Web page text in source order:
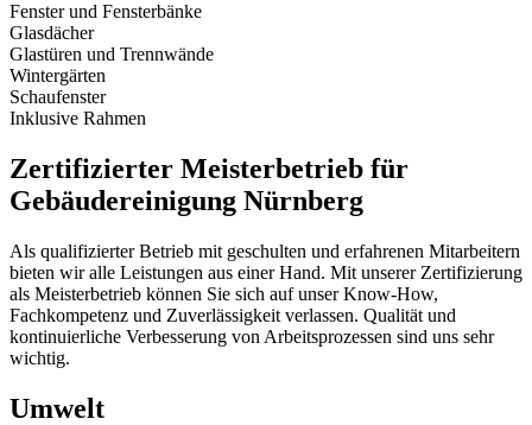
Fenster und Fensterbänke
Glasdächer
Glastüren und Trennwände
Wintergärten
Schaufenster
Inklusive Rahmen
Zertifizierter Meisterbetrieb für
Gebäudereinigung Nürnberg
Als qualifizierter Betrieb mit geschulten und erfahrenen Mitarbeitern
bieten wir alle Leistungen aus einer Hand. Mit unserer Zertifizierung
als Meisterbetrieb können Sie sich auf unser Know-How,
Fachkompetenz und Zuverlässigkeit verlassen. Qualität und
kontinuierliche Verbesserung von Arbeitsprozessen sind uns sehr
wichtig.
Umwelt